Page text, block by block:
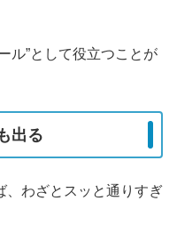
ル”として役立つことが
出る
、わざとスッと通りすぎ